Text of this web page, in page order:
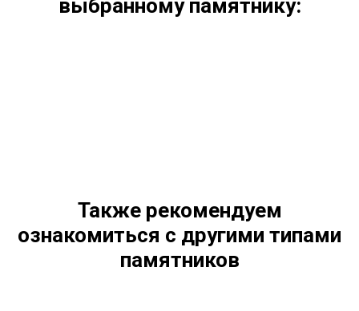
выбранному памятнику:
Также рекомендуем
ознакомиться с другими типами
памятников